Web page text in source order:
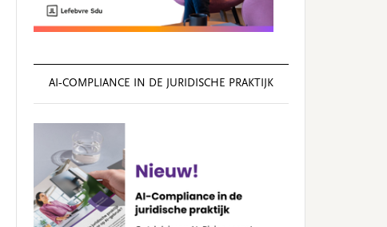
AI‑COMPLIANCE IN DE JURIDISCHE PRAKTIJK